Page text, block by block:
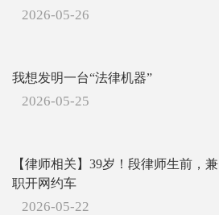
2026-05-26
我想发明一台“法律机器”
2026-05-25
【律师相关】39岁！段律师生前，兼
职开网约车
2026-05-22